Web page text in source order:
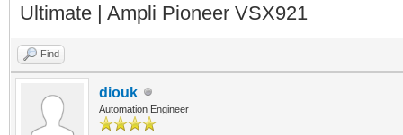
Ultimate | Ampli Pioneer VSX921
Find
diouk
Automation Engineer